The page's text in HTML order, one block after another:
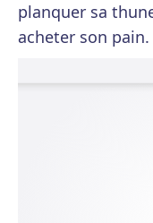
planquer sa
acheter son pain.